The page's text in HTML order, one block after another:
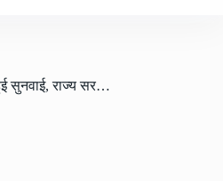
/ बदहाल सड़कों पर हाईकोर्ट में हुई सुनवाई, राज्य सरकार से मांगा जवाब